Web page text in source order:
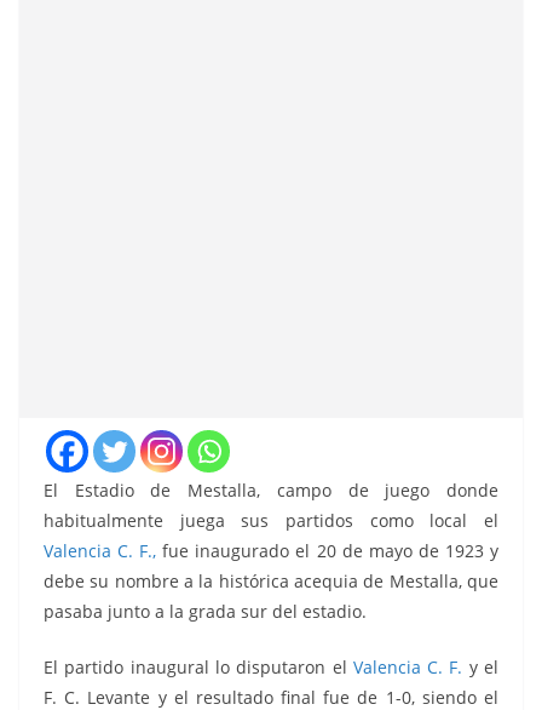
El Estadio de Mestalla, campo de juego donde
habitualmente juega sus partidos como local el
Valencia C. F., fue inaugurado el 20 de mayo de 1923 y
debe su nombre a la histórica acequia de Mestalla, que
pasaba junto a la grada sur del estadio.
El partido inaugural lo disputaron el Valencia C. F. y el
F. C. Levante y el resultado final fue de 1-0, siendo el